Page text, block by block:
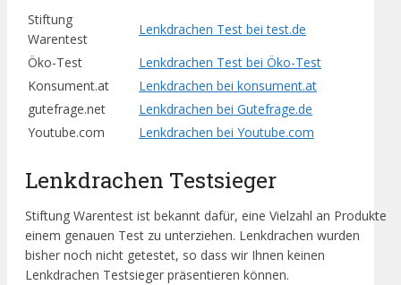
Stiftung
Warentest
Lenkdrachen Test bei test.de
Öko-Test
Lenkdrachen Test bei Öko-Test
Konsument.at
Lenkdrachen bei konsument.at
gutefrage.net
Lenkdrachen bei Gutefrage.de
Youtube.com
Lenkdrachen bei Youtube.com
Lenkdrachen Testsieger
Stiftung Warentest ist bekannt dafür, eine Vielzahl an Produkte
einem genauen Test zu unterziehen. Lenkdrachen wurden
bisher noch nicht getestet, so dass wir Ihnen keinen
Lenkdrachen Testsieger präsentieren können.